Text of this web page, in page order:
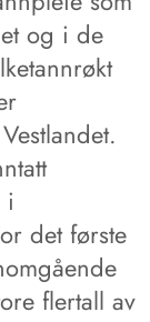
og i de
i
det første
flertall av